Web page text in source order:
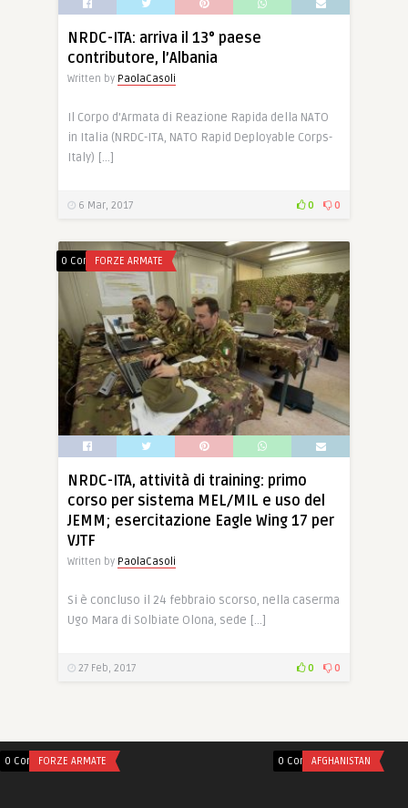
NRDC-ITA: arriva il 13° paese
contributore, l’Albania
Written by PaolaCasoli
Il Corpo d’Armata di Reazione Rapida della NATO
in Italia (NRDC-ITA, NATO Rapid Deployable Corps-
Italy) […]
6 Mar, 2017 0 0
0 CommentsFORZE ARMATE
NRDC-ITA, attività di training: primo
corso per sistema MEL/MIL e uso del
JEMM; esercitazione Eagle Wing 17 per
VJTF
Written by PaolaCasoli
Si è concluso il 24 febbraio scorso, nella caserma
Ugo Mara di Solbiate Olona, sede […]
27 Feb, 2017 0 0
0 CommentsFORZE ARMATE 0 CommentsAFGHANISTAN